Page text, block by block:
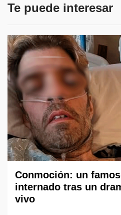
Te puede interesar
Conmoción: un
internado tras un
vivo